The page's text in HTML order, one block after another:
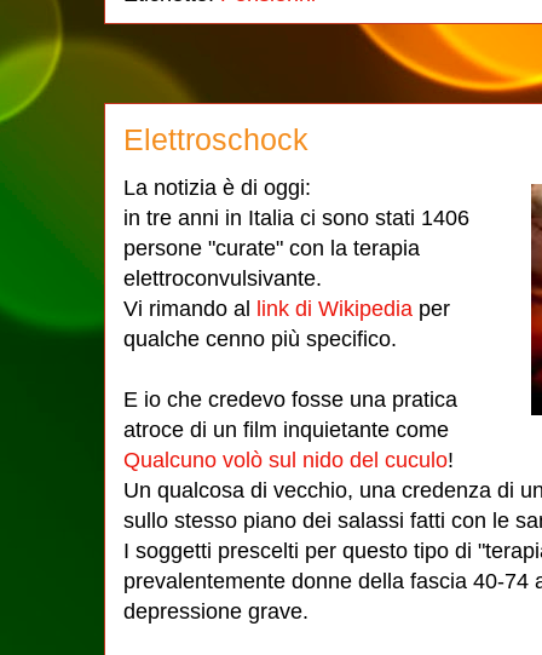
Elettroschock
La notizia è di oggi:
in tre anni in Italia ci sono stati 1406
persone "curate" con la terapia
elettroconvulsivante.
Vi rimando al link di Wikipedia per
qualche cenno più specifico.
E io che credevo fosse una pratica
atroce di un film inquietante come
Qualcuno volò sul nido del cuculo!
Un qualcosa di vecchio, una credenza di
sullo stesso piano dei salassi fatti con le
I soggetti prescelti per questo tipo di
prevalentemente donne della fascia 40-74
depressione grave.